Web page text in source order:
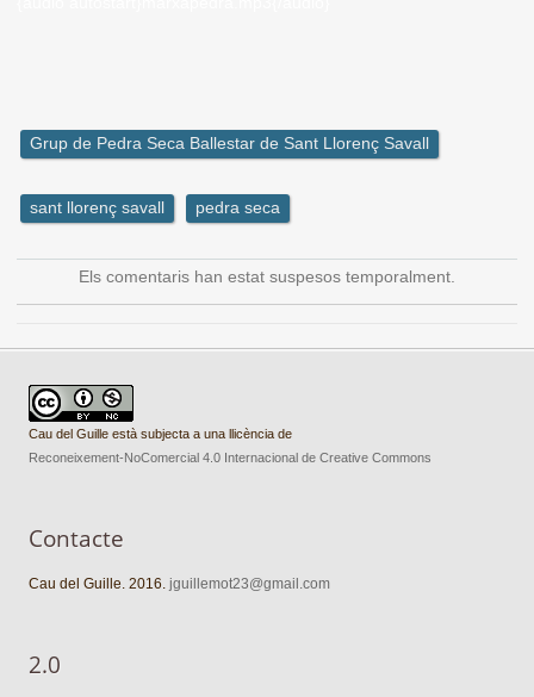
Grup de Pedra Seca Ballestar de Sant Llorenç Savall
sant llorenç savall pedra seca
Els comentaris han estat suspesos temporalment.
Cau del Guille està subjecta a una llicència de
Reconeixement-NoComercial 4.0 Internacional de Creative Commons
Contacte
Cau del Guille. 2016.jguillemot23@gmail.com
2.0